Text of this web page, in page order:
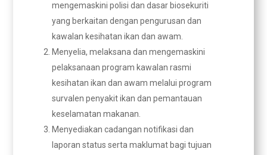
mengemaskini polisi dan dasar biosekuriti
yang berkaitan dengan pengurusan dan
kawalan kesihatan ikan dan awam.
Menyelia, melaksana dan mengemaskini
pelaksanaan program kawalan rasmi
kesihatan ikan dan awam melalui program
survalen penyakit ikan dan pemantauan
keselamatan makanan.
Menyediakan cadangan notifikasi dan
laporan status serta maklumat bagi tujuan